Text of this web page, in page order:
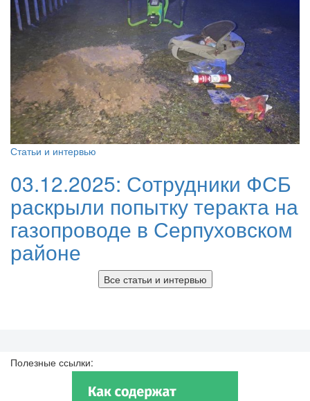
Статьи и интервью
03.12.2025: Сотрудники ФСБ
раскрыли попытку теракта на
газопроводе в Серпуховском
районе
Все статьи и интервью
Полезные ссылки: